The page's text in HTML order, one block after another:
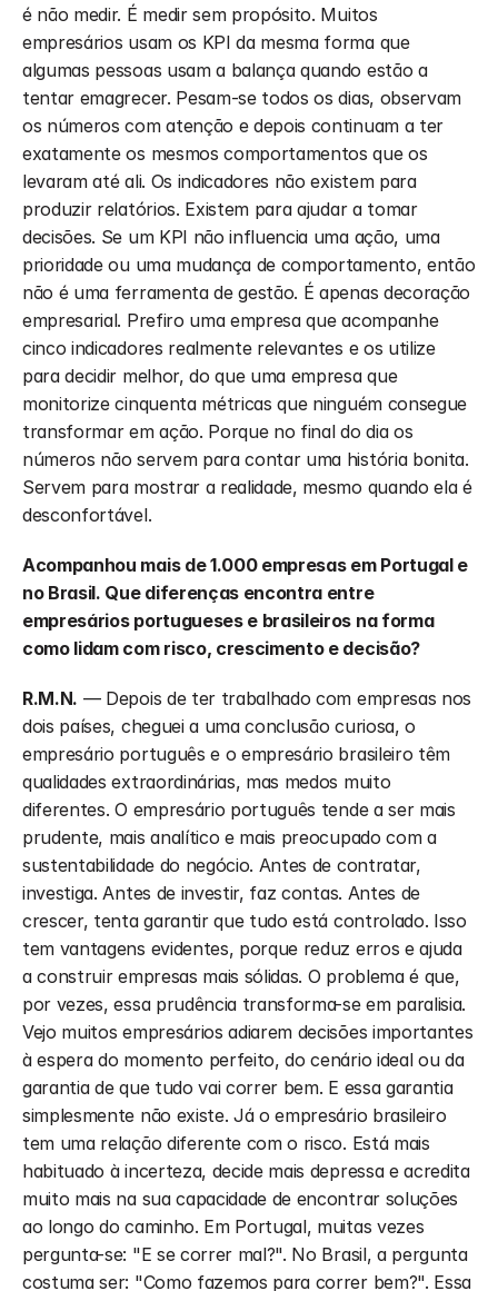
é não medir. É medir sem propósito. Muitos
empresários usam os KPI da mesma forma que
algumas pessoas usam a balança quando estão a
tentar emagrecer. Pesam-se todos os dias, observam
os números com atenção e depois continuam a ter
exatamente os mesmos comportamentos que os
levaram até ali. Os indicadores não existem para
produzir relatórios. Existem para ajudar a tomar
decisões. Se um KPI não influencia uma ação, uma
prioridade ou uma mudança de comportamento, então
não é uma ferramenta de gestão. É apenas decoração
empresarial. Prefiro uma empresa que acompanhe
cinco indicadores realmente relevantes e os utilize
para decidir melhor, do que uma empresa que
monitorize cinquenta métricas que ninguém consegue
transformar em ação. Porque no final do dia os
números não servem para contar uma história bonita.
Servem para mostrar a realidade, mesmo quando ela é
desconfortável.
Acompanhou mais de 1.000 empresas em Portugal e
no Brasil. Que diferenças encontra entre
empresários portugueses e brasileiros na forma
como lidam com risco, crescimento e decisão?
R.M.N. — Depois de ter trabalhado com empresas nos
dois países, cheguei a uma conclusão curiosa, o
empresário português e o empresário brasileiro têm
qualidades extraordinárias, mas medos muito
diferentes. O empresário português tende a ser mais
prudente, mais analítico e mais preocupado com a
sustentabilidade do negócio. Antes de contratar,
investiga. Antes de investir, faz contas. Antes de
crescer, tenta garantir que tudo está controlado. Isso
tem vantagens evidentes, porque reduz erros e ajuda
a construir empresas mais sólidas. O problema é que,
por vezes, essa prudência transforma-se em paralisia.
Vejo muitos empresários adiarem decisões importantes
à espera do momento perfeito, do cenário ideal ou da
garantia de que tudo vai correr bem. E essa garantia
simplesmente não existe. Já o empresário brasileiro
tem uma relação diferente com o risco. Está mais
habituado à incerteza, decide mais depressa e acredita
muito mais na sua capacidade de encontrar soluções
ao longo do caminho. Em Portugal, muitas vezes
pergunta-se: "E se correr mal?". No Brasil, a pergunta
costuma ser: "Como fazemos para correr bem?". Essa